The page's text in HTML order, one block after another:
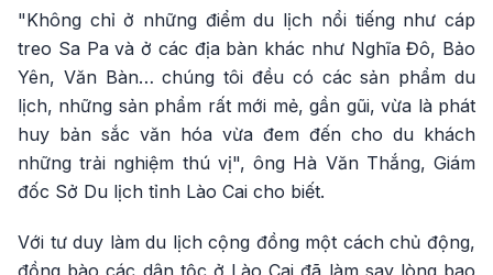
"Không chỉ ở những điểm du lịch nổi tiếng như cáp
treo Sa Pa và ở các địa bàn khác như Nghĩa Đô, Bảo
Yên, Văn Bàn… chúng tôi đều có các sản phẩm du
lịch, những sản phẩm rất mới mẻ, gần gũi, vừa là phát
huy bản sắc văn hóa vừa đem đến cho du khách
những trải nghiệm thú vị", ông Hà Văn Thắng, Giám
đốc Sở Du lịch tỉnh Lào Cai cho biết.
Với tư duy làm du lịch cộng đồng một cách chủ động,
đồng bào các dân tộc ở Lào Cai đã làm say lòng bao